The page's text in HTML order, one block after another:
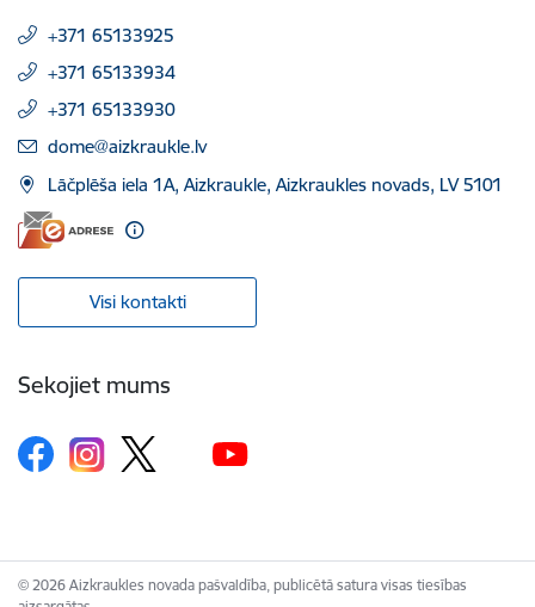
+371 65133925
+371 65133934
+371 65133930
E-pasts:
dome@aizkraukle.lv
Lāčplēša iela 1A, Aizkraukle, Aizkraukles novads, LV 5101
Visi kontakti
Sekojiet mums
© 2026 Aizkraukles novada pašvaldība, publicētā satura visas tiesības